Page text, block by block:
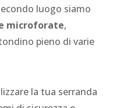
luogo siamo
microforate,
pieno di varie
la tua serranda